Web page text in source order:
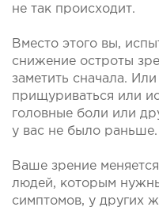
не так происходит.
Вместо этого вы,
снижение остроты
заметить сначала.
прищуриваться или
головные боли или
у вас не было раньше.
Ваше зрение
людей, которым
симптомов, у других